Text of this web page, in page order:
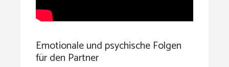
Emotionale und psychische Folgen
für den Partner